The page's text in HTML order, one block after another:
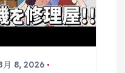
月 8, 2026